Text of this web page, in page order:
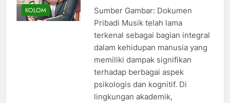
KOLOM
Sumber Gambar: Dokumen
Pribadi Musik telah lama
terkenal sebagai bagian integral
dalam kehidupan manusia yang
memiliki dampak signifikan
terhadap berbagai aspek
psikologis dan kognitif. Di
lingkungan akademik,